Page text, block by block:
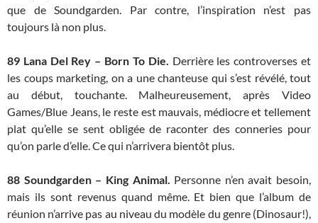
que de Soundgarden. Par contre, l’inspiration n’est pas
toujours là non plus.
89 Lana Del Rey – Born To Die. Derrière les controverses et
les coups marketing, on a une chanteuse qui s’est révélé, tout
au début, touchante. Malheureusement, après Video
Games/Blue Jeans, le reste est mauvais, médiocre et tellement
plat qu’elle se sent obligée de raconter des conneries pour
qu’on parle d’elle. Ce qui n’arrivera bientôt plus.
88 Soundgarden – King Animal. Personne n’en avait besoin,
mais ils sont revenus quand même. Et bien que l’album de
réunion n’arrive pas au niveau du modèle du genre (Dinosaur!),